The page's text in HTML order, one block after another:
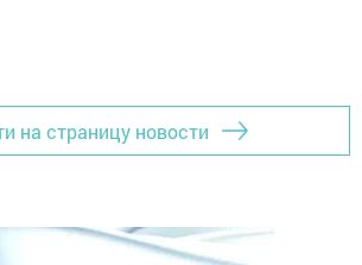
на страницу новости